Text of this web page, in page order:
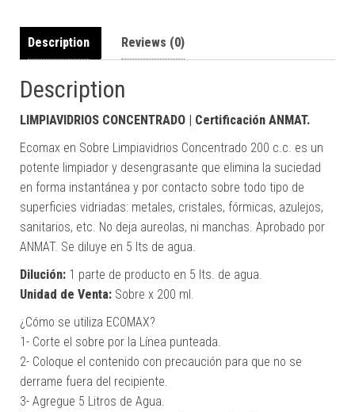
Description Reviews (0)
Description
LIMPIAVIDRIOS CONCENTRADO | Certificación ANMAT.
Ecomax en Sobre Limpiavidrios Concentrado 200 c.c. es un
potente limpiador y desengrasante que elimina la suciedad
en forma instantánea y por contacto sobre todo tipo de
superficies vidriadas: metales, cristales, fórmicas, azulejos,
sanitarios, etc. No deja aureolas, ni manchas. Aprobado por
ANMAT. Se diluye en 5 lts de agua.
Dilución: 1 parte de producto en 5 lts. de agua.
Unidad de Venta: Sobre x 200 ml.
¿Cómo se utiliza ECOMAX?
1- Corte el sobre por la Línea punteada.
2- Coloque el contenido con precaución para que no se
derrame fuera del recipiente.
3- Agregue 5 Litros de Agua.